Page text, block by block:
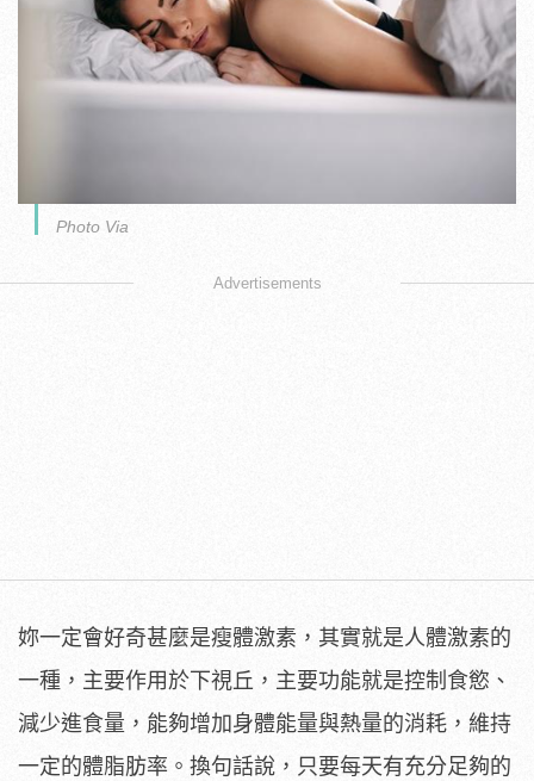
Photo Via
Advertisements
妳一定會好奇甚麼是瘦體激素，其實就是人體激素的
一種，主要作用於下視丘，主要功能就是控制食慾、
減少進食量，能夠增加身體能量與熱量的消耗，維持
一定的體脂肪率。換句話說，只要每天有充分足夠的